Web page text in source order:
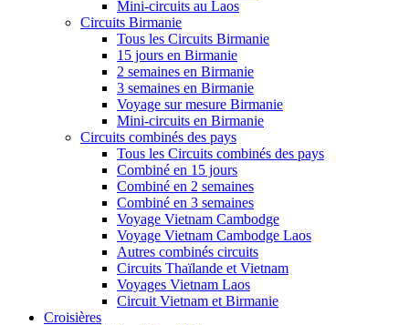
Mini-circuits au Laos
Circuits Birmanie
Tous les Circuits Birmanie
15 jours en Birmanie
2 semaines en Birmanie
3 semaines en Birmanie
Voyage sur mesure Birmanie
Mini-circuits en Birmanie
Circuits combinés des pays
Tous les Circuits combinés des pays
Combiné en 15 jours
Combiné en 2 semaines
Combiné en 3 semaines
Voyage Vietnam Cambodge
Voyage Vietnam Cambodge Laos
Autres combinés circuits
Circuits Thaïlande et Vietnam
Voyages Vietnam Laos
Circuit Vietnam et Birmanie
Croisières